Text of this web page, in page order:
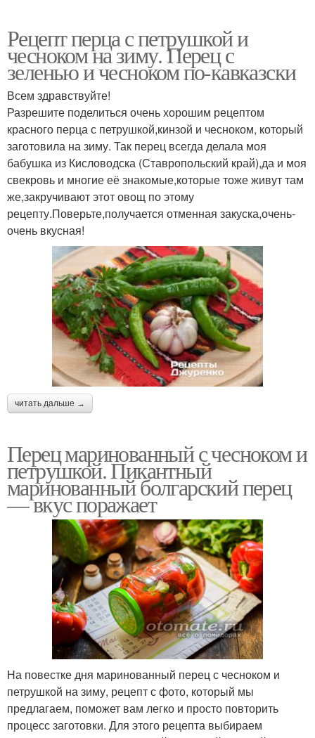
Рецепт перца с петрушкой и
чесноком на зиму. Перец с
зеленью и чесноком по-кавказски
Всем здравствуйте!
Разрешите поделиться очень хорошим рецептом
красного перца с петрушкой,кинзой и чесноком, который
заготовила на зиму. Так перец всегда делала моя
бабушка из Кисловодска (Ставропольский край),да и моя
свекровь и многие её знакомые,которые тоже живут там
же,закручивают этот овощ по этому
рецепту.Поверьте,получается отменная закуска,очень-
очень вкусная!
читать дальше →
Перец маринованный с чесноком и
петрушкой. Пикантный
маринованный болгарский перец
— вкус поражает
На повестке дня маринованный перец с чесноком и
петрушкой на зиму, рецепт с фото, который мы
предлагаем, поможет вам легко и просто повторить
процесс заготовки. Для этого рецепта выбираем